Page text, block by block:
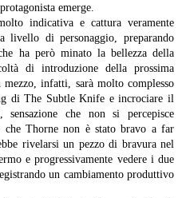
emerge.
indicativa e cattura veramente
livello di personaggio, preparando
ha però minato la bellezza della
di introduzione della prossima
infatti, sarà molto complesso
di The Subtle Knife e incrociare il
che non si percepisce
Thorne non è stato bravo a far
rivelarsi un pezzo di bravura nel
e progressivamente vedere i due
un cambiamento produttivo